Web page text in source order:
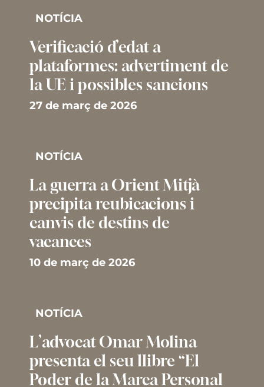
NOTÍCIA
Verificació d’edat a
plataformes: advertiment de
la UE i possibles sancions
27 de març de 2026
NOTÍCIA
La guerra a Orient Mitjà
precipita reubicacions i
canvis de destins de
vacances
10 de març de 2026
NOTÍCIA
L’advocat Omar Molina
presenta el seu llibre “El
Poder de la Marca Personal